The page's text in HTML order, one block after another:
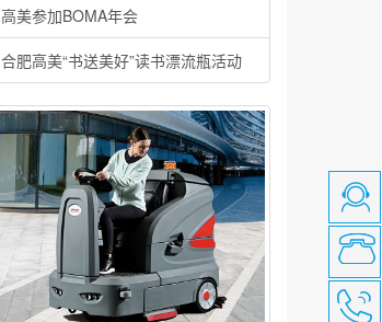
高美参加BOMA年会
合肥高美“书送美好”读书漂流瓶活动